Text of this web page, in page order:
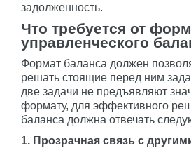
задолженность.
Что требуется от
управленческого
Формат баланса должен
решать стоящие перед ним
две задачи не предъявляют
формату, для эффективного
баланса должна отвечать
1. Прозрачная связь с